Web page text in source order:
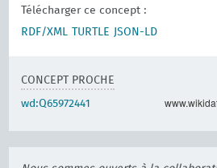
Télécharger ce concept :
RDF/XML
TURTLE JSON-LD
CONCEPT PROCHE
wd:Q65972441